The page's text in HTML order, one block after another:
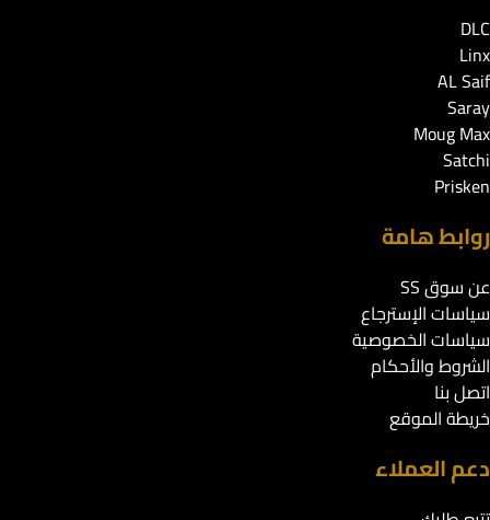
DLC
Linx
AL Saif
Saray
Moug Max
Satchi
Prisken
روابط هامة
عن سوق SS
سياسات الإسترجاع
سياسات الخصوصية
الشروط والأحكام
اتصل بنا
خريطة الموقع
دعم العملاء